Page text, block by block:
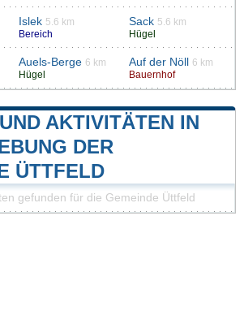
Islek 5.6 km
Bereich
Sack 5.6 km
Hügel
Auels-Berge 6 km
Hügel
Auf der Nöll
6 km
Bauernhof
AKTIVITÄTEN IN
DER
ÜTTFELD
gefunden für die Gemeinde Üttfeld